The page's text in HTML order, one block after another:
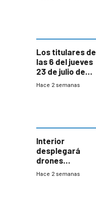
gobierno
Los titulares de
las 6 del jueves
23 de julio de
2026
Hace 2 semanas
Interior
desplegará
drones
autónomos para
Hace 2 semanas